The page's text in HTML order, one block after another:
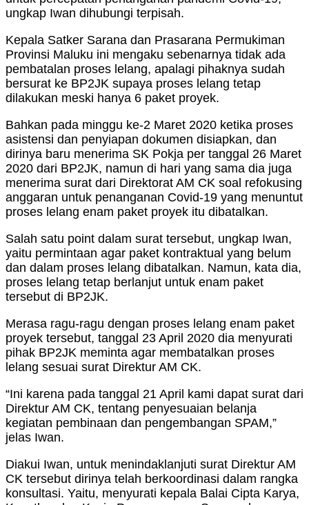
ungkap Iwan dihubungi terpisah.
Kepala Satker Sarana dan Prasarana Permukiman
Provinsi Maluku ini mengaku sebenarnya tidak ada
pembatalan proses lelang, apalagi pihaknya sudah
bersurat ke BP2JK supaya proses lelang tetap
dilakukan meski hanya 6 paket proyek.
Bahkan pada minggu ke-2 Maret 2020 ketika proses
asistensi dan penyiapan dokumen disiapkan, dan
dirinya baru menerima SK Pokja per tanggal 26 Maret
2020 dari BP2JK, namun di hari yang sama dia juga
menerima surat dari Direktorat AM CK soal refokusing
anggaran untuk penanganan Covid-19 yang menuntut
proses lelang enam paket proyek itu dibatalkan.
Salah satu point dalam surat tersebut, ungkap Iwan,
yaitu permintaan agar paket kontraktual yang belum
dan dalam proses lelang dibatalkan. Namun, kata dia,
proses lelang tetap berlanjut untuk enam paket
tersebut di BP2JK.
Merasa ragu-ragu dengan proses lelang enam paket
proyek tersebut, tanggal 23 April 2020 dia menyurati
pihak BP2JK meminta agar membatalkan proses
lelang sesuai surat Direktur AM CK.
“Ini karena pada tanggal 21 April kami dapat surat dari
Direktur AM CK, tentang penyesuaian belanja
kegiatan pembinaan dan pengembangan SPAM,”
jelas Iwan.
Diakui Iwan, untuk menindaklanjuti surat Direktur AM
CK tersebut dirinya telah berkoordinasi dalam rangka
konsultasi. Yaitu, menyurati kepala Balai Cipta Karya,